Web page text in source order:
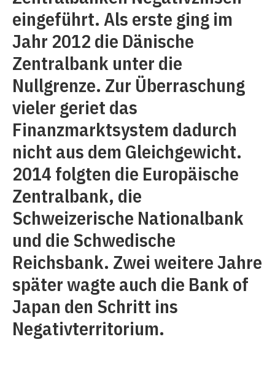
eingeführt. Als erste ging im
Jahr 2012 die Dänische
Zentralbank unter die
Nullgrenze. Zur Überraschung
vieler geriet das
Finanzmarktsystem dadurch
nicht aus dem Gleichgewicht.
2014 folgten die Europäische
Zentralbank, die
Schweizerische Nationalbank
und die Schwedische
Reichsbank. Zwei weitere Jahre
später wagte auch die Bank of
Japan den Schritt ins
Negativterritorium.